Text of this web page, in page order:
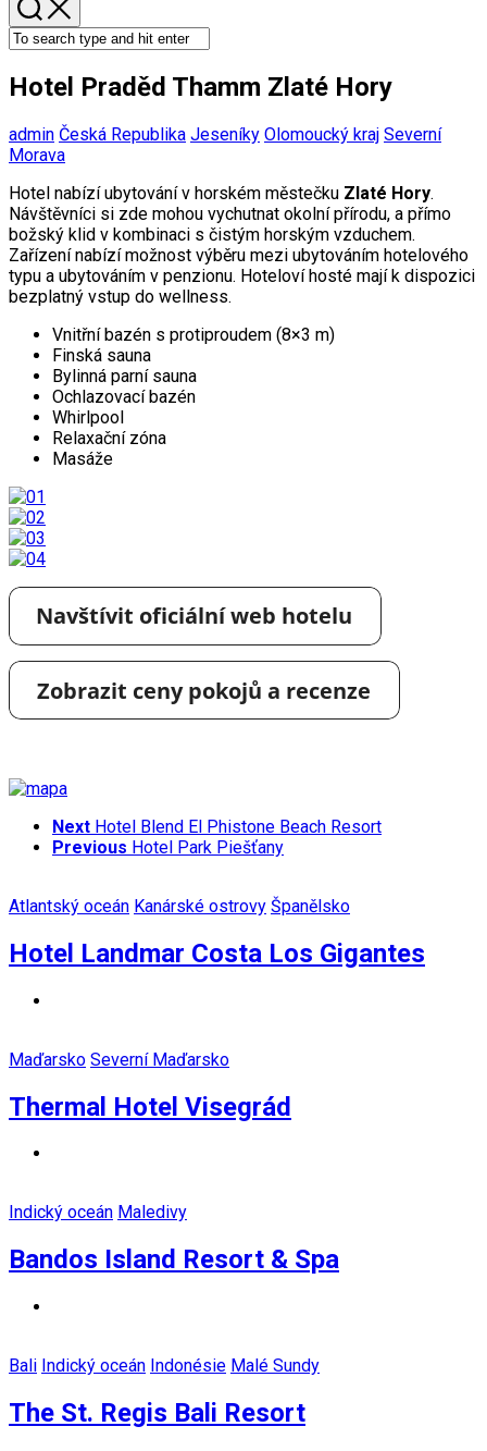
Hotel Praděd Thamm Zlaté Hory
admin Česká Republika Jeseníky Olomoucký kraj Severní
Morava
Hotel nabízí ubytování v horském městečku Zlaté Hory.
Návštěvníci si zde mohou vychutnat okolní přírodu, a přímo
božský klid v kombinaci s čistým horským vzduchem.
Zařízení nabízí možnost výběru mezi ubytováním hotelového
typu a ubytováním v penzionu. Hoteloví hosté mají k dispozici
bezplatný vstup do wellness.
Vnitřní bazén s protiproudem (8×3 m)
Finská sauna
Bylinná parní sauna
Ochlazovací bazén
Whirlpool
Relaxační zóna
Masáže
Next Hotel Blend El Phistone Beach Resort
Previous Hotel Park Piešťany
Atlantský oceán Kanárské ostrovy Španělsko
Hotel Landmar Costa Los Gigantes
Maďarsko Severní Maďarsko
Thermal Hotel Visegrád
Indický oceán Maledivy
Bandos Island Resort & Spa
Bali Indický oceán Indonésie Malé Sundy
The St. Regis Bali Resort